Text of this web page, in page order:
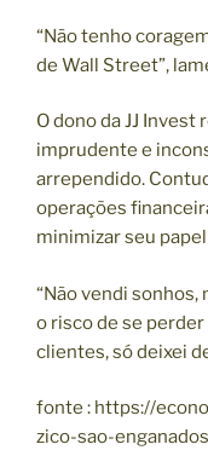
“Não tenho
de Wall Street”,
O dono da JJ
imprudente e
arrependido.
operações
minimizar seu
“Não vendi
o risco de se
clientes, só deixei
fonte : https://
zico-sao-